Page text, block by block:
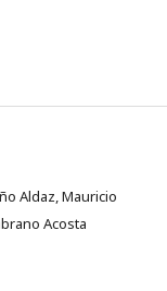
Aldaz, Mauricio
Acosta